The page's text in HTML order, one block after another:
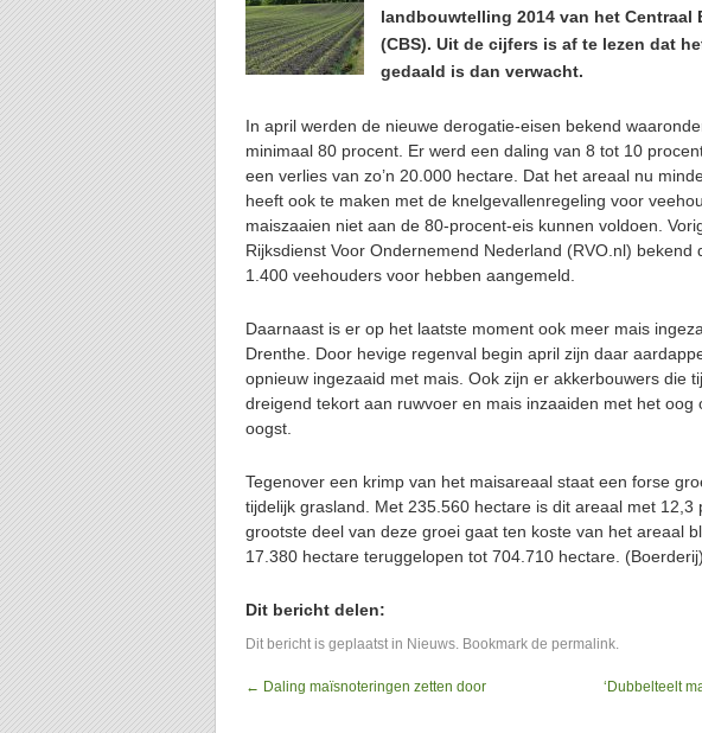
landbouwtelling 2014 van het Centraal
(CBS). Uit de cijfers is af te lezen dat
gedaald is dan verwacht.
In april werden de nieuwe derogatie-eisen bekend
minimaal 80 procent. Er werd een daling van 8 tot 10
een verlies van zo’n 20.000 hectare. Dat het areaal nu
heeft ook te maken met de knelgevallenregeling voor
maiszaaien niet aan de 80-procent-eis kunnen voldoen.
Rijksdienst Voor Ondernemend Nederland (RVO.nl) bekend
1.400 veehouders voor hebben aangemeld.
Daarnaast is er op het laatste moment ook meer mais
Drenthe. Door hevige regenval begin april zijn daar
opnieuw ingezaaid met mais. Ook zijn er akkerbouwers die
dreigend tekort aan ruwvoer en mais inzaaiden met het oog
oogst.
Tegenover een krimp van het maisareaal staat een forse
tijdelijk grasland. Met 235.560 hectare is dit areaal met 12,3
grootste deel van deze groei gaat ten koste van het areaal
17.380 hectare teruggelopen tot 704.710 hectare. (Boerderij)
Dit bericht delen:
Dit bericht is geplaatst in Nieuws. Bookmark de permalink.
← Daling maïsnoteringen zetten door
‘Dubbelteelt